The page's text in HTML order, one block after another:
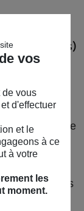
en plaques)
atteint de
immune.
difficultés de
respecter les
vos
de vous
d'effectuer
et le
à ce
à votre
les
moment.